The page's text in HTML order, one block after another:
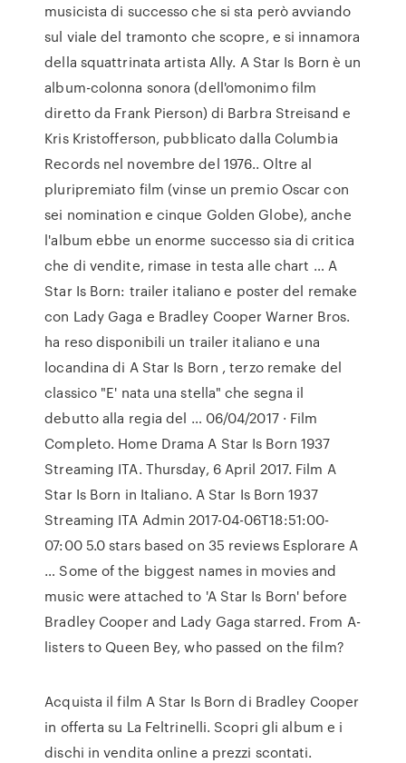
musicista di successo che si sta però avviando
sul viale del tramonto che scopre, e si innamora
della squattrinata artista Ally. A Star Is Born è un
album-colonna sonora (dell'omonimo film
diretto da Frank Pierson) di Barbra Streisand e
Kris Kristofferson, pubblicato dalla Columbia
Records nel novembre del 1976.. Oltre al
pluripremiato film (vinse un premio Oscar con
sei nomination e cinque Golden Globe), anche
l'album ebbe un enorme successo sia di critica
che di vendite, rimase in testa alle chart … A
Star Is Born: trailer italiano e poster del remake
con Lady Gaga e Bradley Cooper Warner Bros.
ha reso disponibili un trailer italiano e una
locandina di A Star Is Born , terzo remake del
classico "E' nata una stella" che segna il
debutto alla regia del … 06/04/2017 · Film
Completo. Home Drama A Star Is Born 1937
Streaming ITA. Thursday, 6 April 2017. Film A
Star Is Born in Italiano. A Star Is Born 1937
Streaming ITA Admin 2017-04-06T18:51:00-
07:00 5.0 stars based on 35 reviews Esplorare A
… Some of the biggest names in movies and
music were attached to 'A Star Is Born' before
Bradley Cooper and Lady Gaga starred. From A-
listers to Queen Bey, who passed on the film?
Acquista il film A Star Is Born di Bradley Cooper
in offerta su La Feltrinelli. Scopri gli album e i
dischi in vendita online a prezzi scontati.